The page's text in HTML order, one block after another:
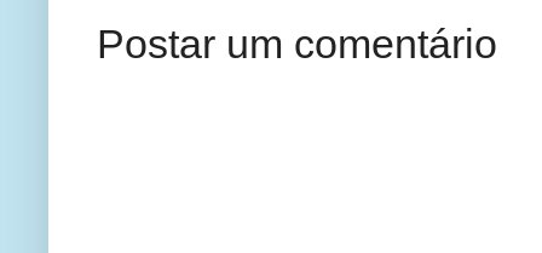
Postar um comentário